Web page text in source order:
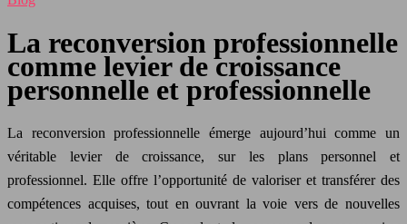
La reconversion professionnelle
comme levier de croissance
personnelle et professionnelle
La reconversion professionnelle émerge aujourd’hui comme un
véritable levier de croissance, sur les plans personnel et
professionnel. Elle offre l’opportunité de valoriser et transférer des
compétences acquises, tout en ouvrant la voie vers de nouvelles